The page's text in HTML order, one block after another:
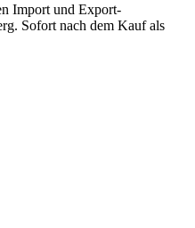
Import und Export-
. Sofort nach dem Kauf als